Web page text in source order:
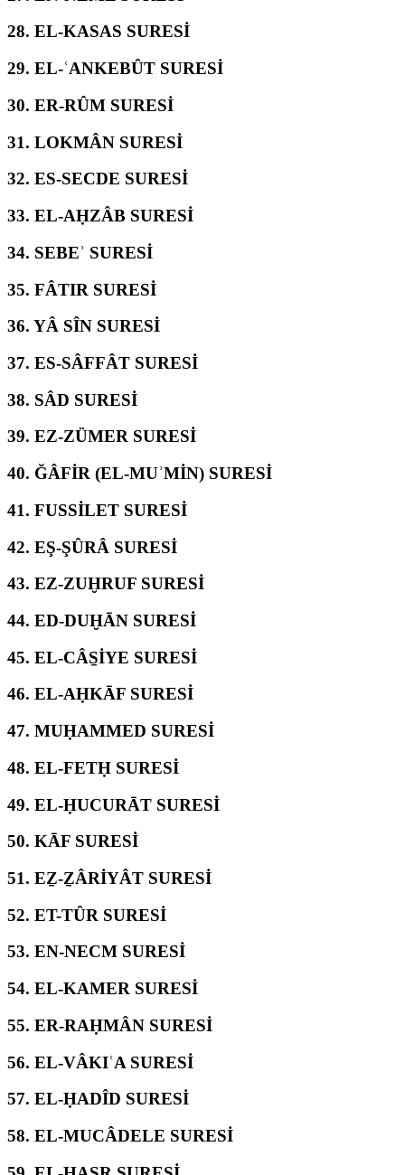
28. EL-KASAS SURESİ
29. EL-ʿANKEBÛT SURESİ
30. ER-RÛM SURESİ
31. LOKMÂN SURESİ
32. ES-SECDE SURESİ
33. EL-AḤZÂB SURESİ
34. SEBEʾ SURESİ
35. FÂTIR SURESİ
36. YÂ SÎN SURESİ
37. ES-SÂFFÂT SURESİ
38. SÂD SURESİ
39. EZ-ZÜMER SURESİ
40. ĞÂFİR (EL-MUʾMİN) SURESİ
41. FUSSİLET SURESİ
42. EŞ-ŞÛRÂ SURESİ
43. EZ-ZUḪRUF SURESİ
44. ED-DUḪĀN SURESİ
45. EL-CÂS̱İYE SURESİ
46. EL-AḤKĀF SURESİ
47. MUḤAMMED SURESİ
48. EL-FETḤ SURESİ
49. EL-ḤUCURĀT SURESİ
50. KĀF SURESİ
51. EẔ-ẔÂRİYÂT SURESİ
52. ET-TÛR SURESİ
53. EN-NECM SURESİ
54. EL-KAMER SURESİ
55. ER-RAḤMÂN SURESİ
56. EL-VÂKIʿA SURESİ
57. EL-ḤADÎD SURESİ
58. EL-MUCÂDELE SURESİ